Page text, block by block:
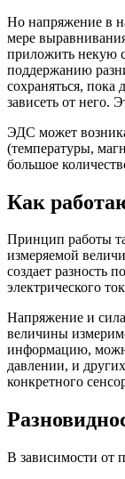
Но напряжение в
мере
приложить некую
поддержанию
сохраняться, пока
зависеть от него.
ЭДС может
(температуры,
большое
Как
Принцип работы
измеряемой
создает разность
электрического
Напряжение и сила
величины
информацию,
давлении, и
конкретного
В зависимости от